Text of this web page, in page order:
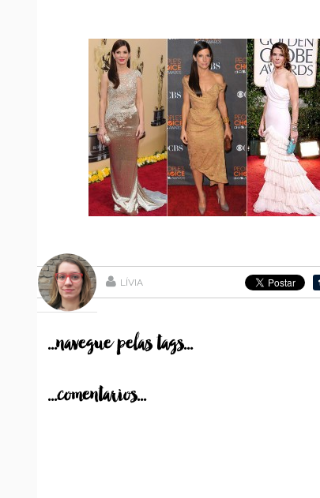
LÍVIA
...navegue pelas tags...
...comentarios...